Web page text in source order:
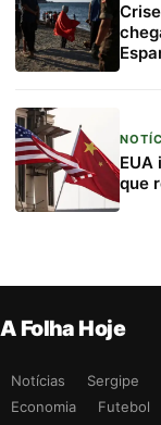
EUA
que
A Folha Hoje
Notícias Sergipe
Economia
Futebol